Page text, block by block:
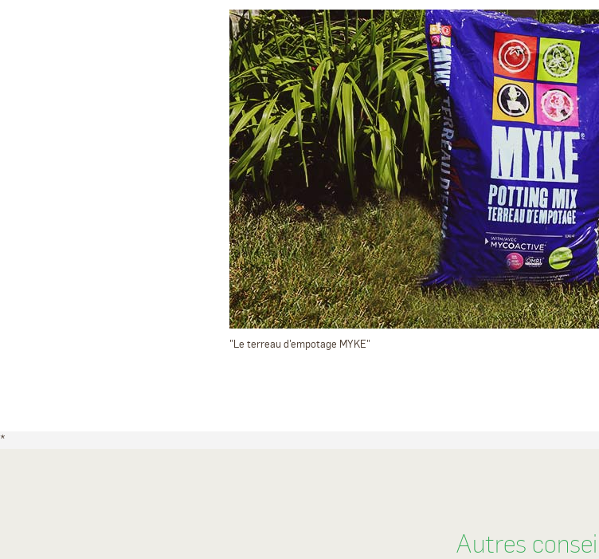
"Le terreau d'empotage MYKE"
*
Autres